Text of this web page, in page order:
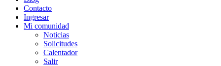
Contacto
Ingresar
Mi comunidad
Noticias
Solicitudes
Calentador
Salir